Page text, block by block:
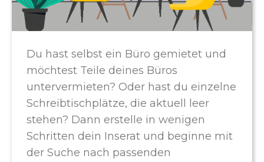
Du hast selbst ein Büro gemietet und
möchtest Teile deines Büros
untervermieten? Oder hast du einzelne
Schreibtischplätze, die aktuell leer
stehen? Dann erstelle in wenigen
Schritten dein Inserat und beginne mit
der Suche nach passenden